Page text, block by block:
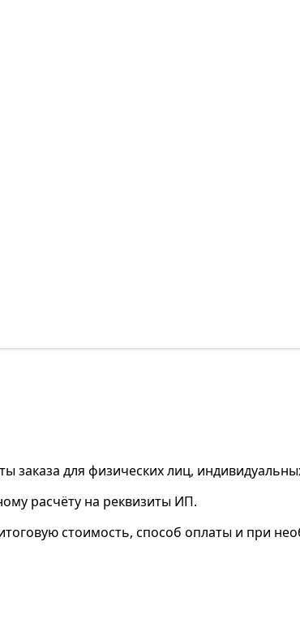
заказа для физических лиц,
расчёту на реквизиты ИП.
стоимость, способ оплаты и при